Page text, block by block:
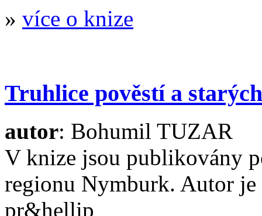
» více o knize
Truhlice pověstí a
autor: Bohumil TUZAR
V knize jsou publikovány
regionu Nymburk. Autor je
pr&hellip